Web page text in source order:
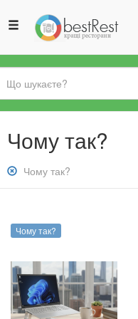
Ви
єЧому так?
Зняти
фільтр:
Чому так?
Чому так?